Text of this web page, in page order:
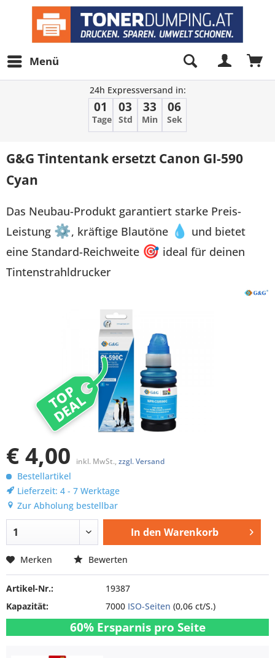
Menü
24h Expressversand in:
01
Tage
03
Std
33
Min
06
Sek
G&G Tintentank ersetzt Canon GI-590
Cyan
Das Neubau-Produkt garantiert starke Preis-
Leistung ⚙, kräftige Blautöne 💧 und bietet
eine Standard-Reichweite 🎯 ideal für deinen
Tintenstrahldrucker
TOP
DEAL
€ 4,00 inkl. MwSt., zzgl. Versand
Bestellartikel
Lieferzeit: 4 - 7 Werktage
Zur Abholung bestellbar
In den Warenkorb
Merken Bewerten
Artikel-Nr.:
19387
Kapazität:
7000 ISO-Seiten (0,06 ct/S.)
60% Ersparnis pro Seite